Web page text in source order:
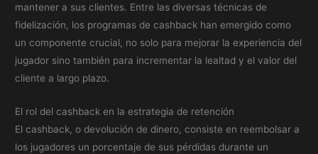
mantener a sus clientes. Entre las diversas técnicas de
fidelización, los programas de cashback han emergido como
un componente crucial, no solo para mejorar la experiencia del
jugador sino también para incrementar la lealtad y el valor del
cliente a largo plazo.
El rol del cashback en la estrategia de retención
El cashback, o devolución de dinero, consiste en reembolsar a
los jugadores un porcentaje de sus pérdidas durante un